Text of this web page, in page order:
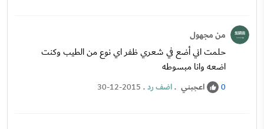
من مجهول
حلمت اني أضع في شعري ظفر اي نوع من الطيب وكنت
اضعه وانا مبسوطه
0 اعجبني .اضف رد.
30-12-2015